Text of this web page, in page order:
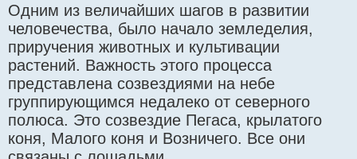
Одним из величайших шагов в развитии
человечества, было начало земледелия,
приручения животных и культивации
растений. Важность этого процесса
представлена созвездиями на небе
группирующимся недалеко от северного
полюса. Это созвездие Пегаса, крылатого
коня, Малого коня и Возничего. Все они